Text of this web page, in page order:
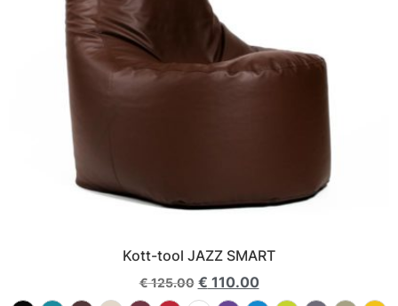
Kott-tool JAZZ SMART
€125.00 € 110.00